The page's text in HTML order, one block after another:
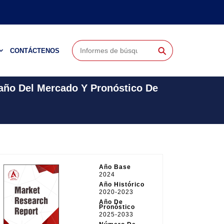
CONTÁCTENOS ⚲
Del Mercado Y Pronóstico De
Año Base
2024
Año Histórico
2020-2023
Año De
Pronóstico
2025-2033